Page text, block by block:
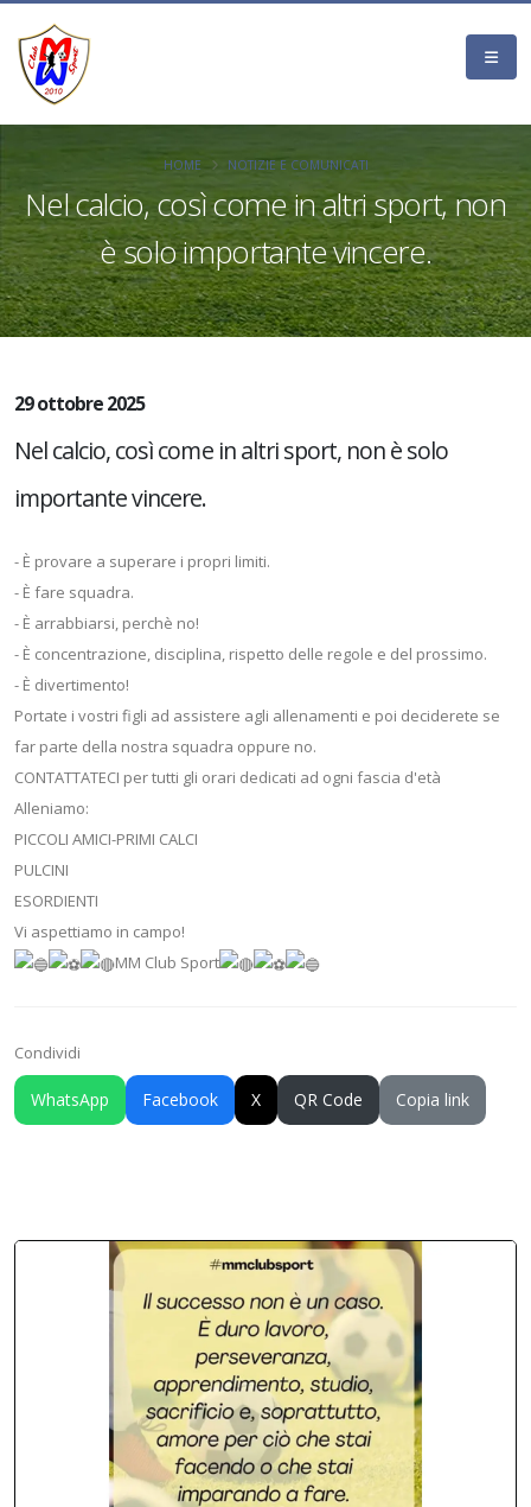
Nel calcio, così come in altri sport, non
è solo importante vincere.
HOME NOTIZIE E COMUNICATI
29 ottobre 2025
Nel calcio, così come in altri sport, non è solo
importante vincere.
- È provare a superare i propri limiti.
- È fare squadra.
- È arrabbiarsi, perchè no!
- È concentrazione, disciplina, rispetto delle regole e del prossimo.
- È divertimento!
Portate i vostri figli ad assistere agli allenamenti e poi deciderete se
far parte della nostra squadra oppure no.
CONTATTATECI per tutti gli orari dedicati ad ogni fascia d'età
Alleniamo:
PICCOLI AMICI-PRIMI CALCI
PULCINI
ESORDIENTI
Vi aspettiamo in campo!
MM Club Sport
Condividi
WhatsApp Facebook X QR Code Copia link